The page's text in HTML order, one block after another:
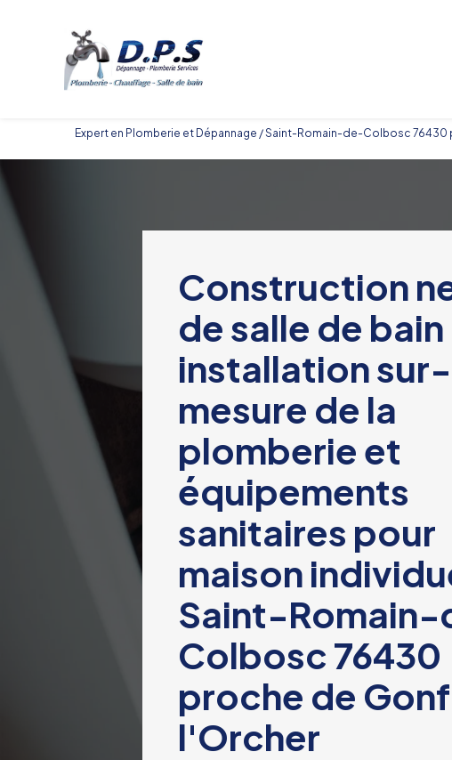
Expert en Plomberie et Dépannage / Saint-Romain-de-Colbosc
Construction
de salle de
installation sur-
mesure de la
plomberie et
équipements
sanitaires pour
maison
Saint-
Colbosc 76430
proche de
l'Orcher